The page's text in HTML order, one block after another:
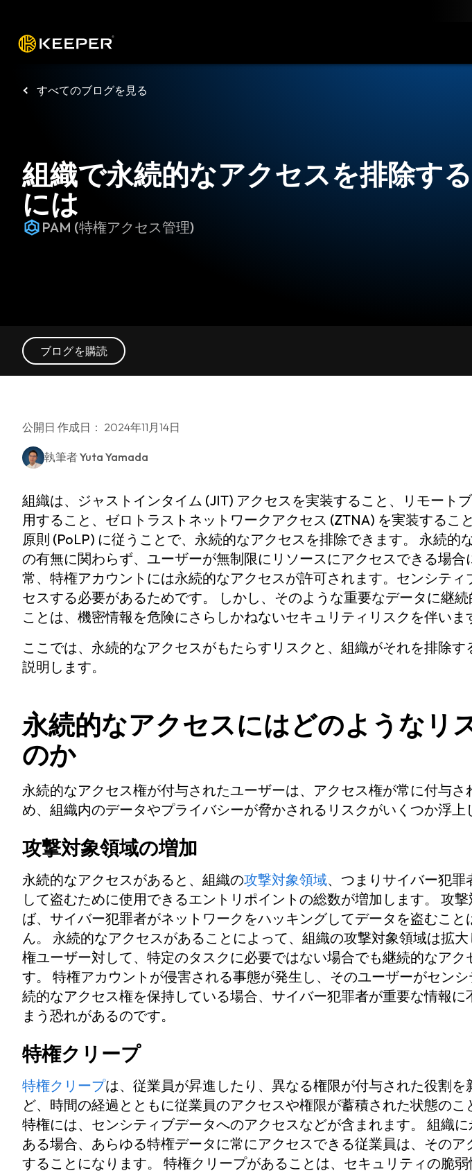
すべてのブログを見る
組織で永続的なアクセスを排除する
には
PAM (特権アクセス管理)
ブログを購読
公開日 作成日： 2024年11月14日
執筆者Yuta Yamada
組織は、ジャストインタイム (JIT) アクセスを実装すること、リモート
用すること、ゼロトラストネットワークアクセス (ZTNA) を実装するこ
原則 (PoLP) に従うことで、永続的なアクセスを排除できます。 永続的
の有無に関わらず、ユーザーが無制限にリソースにアクセスできる場合
常、特権アカウントには永続的なアクセスが許可されます。センシティ
セスする必要があるためです。 しかし、そのような重要なデータに継
ことは、機密情報を危険にさらしかねないセキュリティリスクを伴いま
ここでは、永続的なアクセスがもたらすリスクと、組織がそれを排除す
説明します。
永続的なアクセスにはどのようなリ
のか
永続的なアクセス権が付与されたユーザーは、アクセス権が常に付与さ
め、組織内のデータやプライバシーが脅かされるリスクがいくつか浮上
攻撃対象領域の増加
永続的なアクセスがあると、組織の攻撃対象領域、つまりサイバー犯罪
して盗むために使用できるエントリポイントの総数が増加します。 攻
ば、サイバー犯罪者がネットワークをハッキングしてデータを盗むこと
ん。 永続的なアクセスがあることによって、組織の攻撃対象領域は拡
権ユーザー対して、特定のタスクに必要ではない場合でも継続的なアク
す。 特権アカウントが侵害される事態が発生し、そのユーザーがセン
続的なアクセス権を保持している場合、サイバー犯罪者が重要な情報に
まう恐れがあるのです。
特権クリープ
特権クリープは、従業員が昇進したり、異なる権限が付与された役割を
ど、時間の経過とともに従業員のアクセスや権限が蓄積された状態のこ
特権には、センシティブデータへのアクセスなどが含まれます。 組織
ある場合、あらゆる特権データに常にアクセスできる従業員は、その
することになります。 特権クリープがあることは、セキュリティの脆